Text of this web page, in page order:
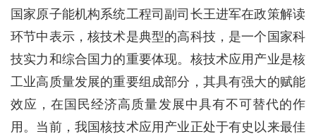
国家原子能机构系统工程司副司长王进军在政策解读
环节中表示，核技术是典型的高科技，是一个国家科
技实力和综合国力的重要体现。核技术应用产业是核
工业高质量发展的重要组成部分，其具有强大的赋能
效应，在国民经济高质量发展中具有不可替代的作
用。当前，我国核技术应用产业正处于有史以来最佳